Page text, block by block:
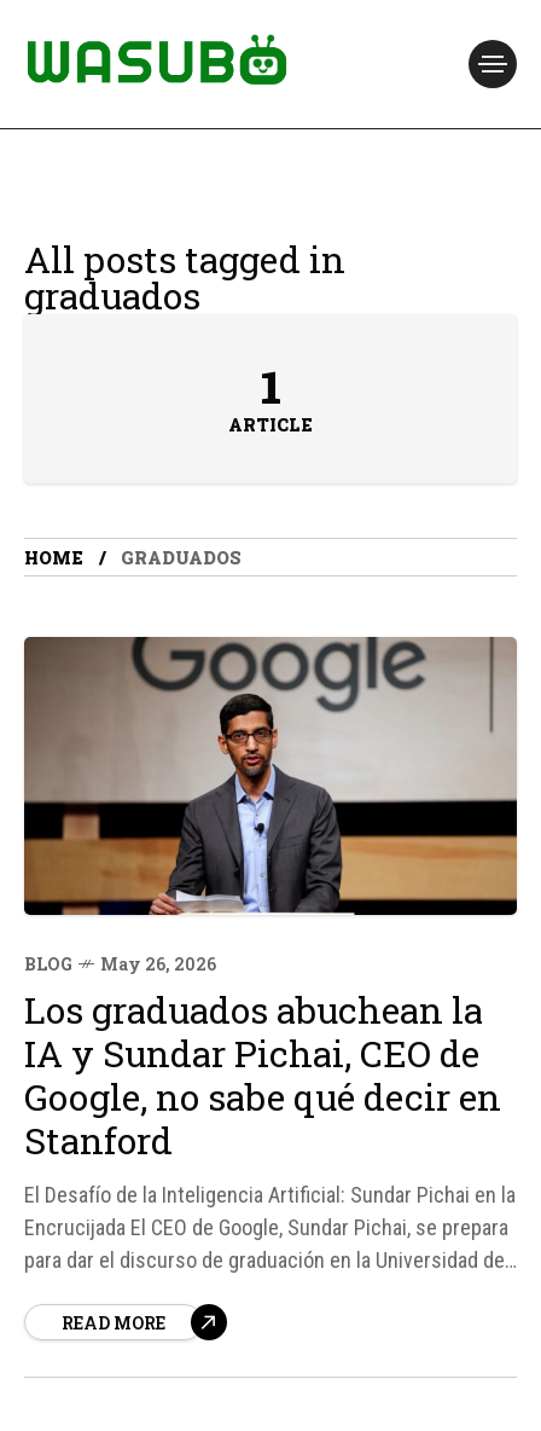
All posts tagged in
graduados
1
ARTICLE
HOME GRADUADOS
BLOG May 26, 2026
Los graduados abuchean la
IA y Sundar Pichai, CEO de
Google, no sabe qué decir en
Stanford
El Desafío de la Inteligencia Artificial: Sundar Pichai en la
Encrucijada El CEO de Google, Sundar Pichai, se prepara
para dar el discurso de graduación en la Universidad de
enfrentar abucheos de los graduados. En un podcast del
READ MORE